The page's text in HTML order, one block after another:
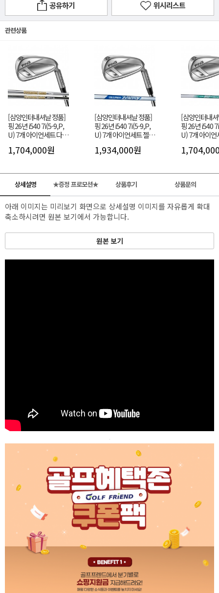
공유하기 위시리스트
관련상품
[삼양인터내셔날 정품]
핑 26년 i540 7i(5-9,P,
U) 7개 아이언세트 다이
특주 GF
1,704,000원
[삼양인터내셔날 정품]
핑 26년 i540 7i(5-9,P,
U) 7개 아이언세트 젤로
GF
1,934,000원
[삼양인터내
핑 26년 i540
U) 7개 아이
GF
상세설명 ★증정 프로모션★ 상품후기 상품문의
아래 이미지는 미리보기 화면으로 상세설명 이미지를 자유롭게 확대
축소하시려면 원본 보기에서 가능합니다.
원본 보기